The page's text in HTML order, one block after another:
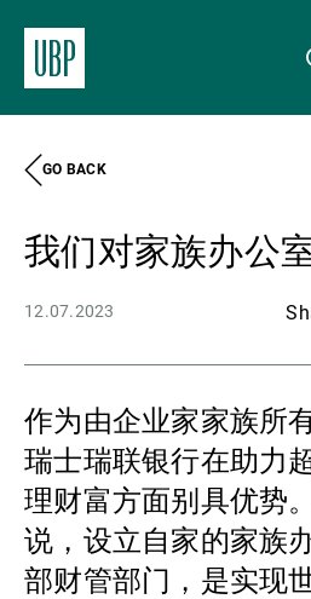
资产管理
第三方资产管
GO BACK
我们对家族办公
12.07.2023
作为由企业家家族所
瑞士瑞联银行在助力
理财富方面别具优势
说，设立自家的家族
部财管部门，是实现